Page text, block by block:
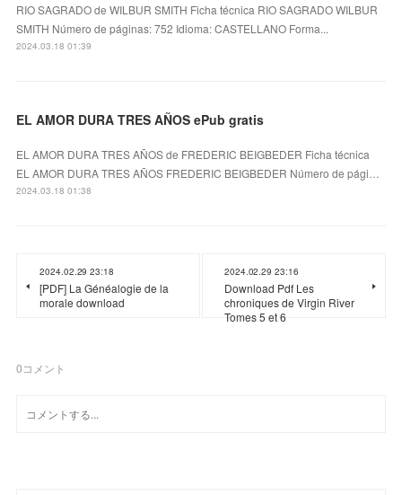
RIO SAGRADO de WILBUR SMITH Ficha técnica RIO SAGRADO WILBUR
SMITH Número de páginas: 752 Idioma: CASTELLANO Forma...
2024.03.18 01:39
EL AMOR DURA TRES AÑOS ePub gratis
EL AMOR DURA TRES AÑOS de FREDERIC BEIGBEDER Ficha técnica
EL AMOR DURA TRES AÑOS FREDERIC BEIGBEDER Número de pági…
2024.03.18 01:38
2024.02.29 23:18
[PDF] La Généalogie de la
morale download
2024.02.29 23:16
Download Pdf Les
chroniques de Virgin River
Tomes 5 et 6
0コメント